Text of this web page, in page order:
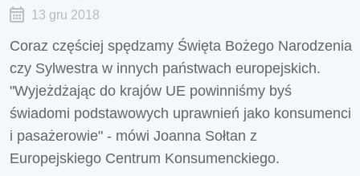
13 gru 2018
Coraz częściej spędzamy Święta Bożego Narodzenia
czy Sylwestra w innych państwach europejskich.
"Wyjeżdżając do krajów UE powinniśmy byś
świadomi podstawowych uprawnień jako konsumenci
i pasażerowie" - mówi Joanna Sołtan z
Europejskiego Centrum Konsumenckiego.